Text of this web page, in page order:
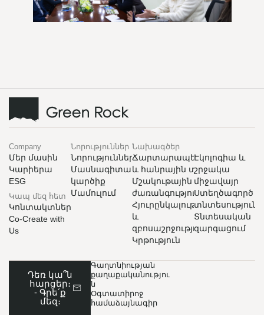
Company
Մեր մասին
Կարիերա
ESG
Կապ մեզ հետ
Կոնտակտներ
Co-Create with
Us
Նորություններ
Նորություններ
Մասնագիտական
​​​​կարծիք
Մամուլում
Նախագծեր
Ճարտարապետություն
և հանրային տարածք
Մշակութային
ժառանգություն
Հյուրընկալություն
և
զբոսաշրջություն
Կրթություն
Էկոլոգիա և
շրջակա
միջավայր
Ստեղծագործ
տնտեսություն
Տնտեսական
զարգացում
Գաղտնիության
քաղաքականությու
ն
Օգտատիրոջ
համաձայնագիր
Դեռ կա՞ն
հարցեր։
- Գրե՛ք
մեզ։